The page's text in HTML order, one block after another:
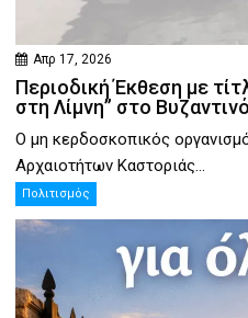
Απρ 17, 2026
Περιοδική Έκθεση με
στη Λίμνη” στο
Ο μη κερδοσκοπικός
Αρχαιοτήτων Καστοριάς...
Πολιτισμός